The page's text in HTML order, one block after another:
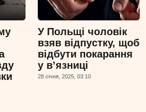
У Польщі чоловік
взяв відпустку, щоб
відбути покарання
у вʼязниці
28 сiчня, 2025, 03:10